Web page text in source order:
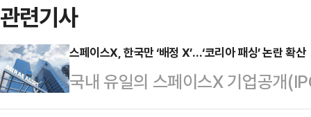
관련기사
스페이스X, 한국만 ‘배정 X’…‘코리아 패싱’ 논란 확산
국내 유일의 스페이스X 기업공개
투자자에게 배정할 공모주 물량을